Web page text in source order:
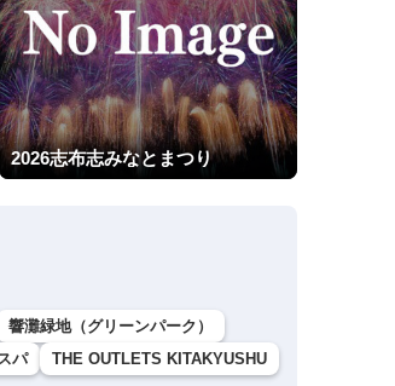
2026志布志みなとまつり
響灘緑地（グリーンパーク）
パ
THE OUTLETS KITAKYUSHU